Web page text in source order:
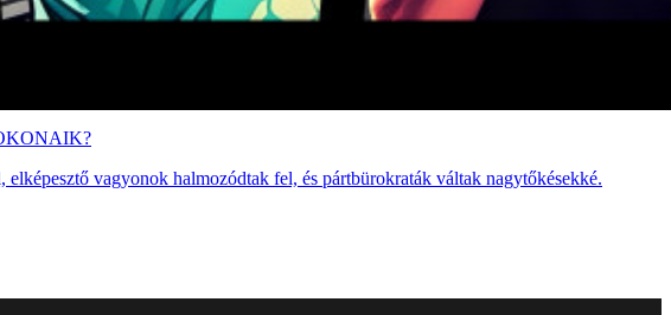
vagyonok halmozódtak fel, és pártbürokraták váltak nagytőkésekké.